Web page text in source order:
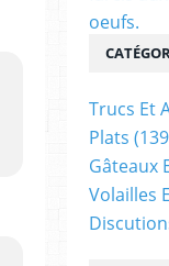
Trucs Et
Plats
Gâteaux
Volailles